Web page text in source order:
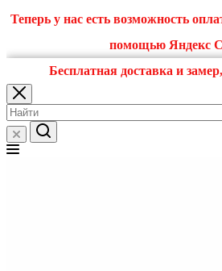
Теперь у нас есть возможность
помощью Яндекс
Бесплатная доставка и